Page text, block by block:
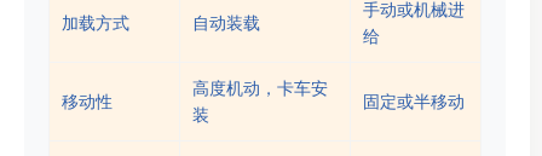
加载方式 自动装载
手动或机械进
给
移动性
高度机动，卡车安
装
固定或半移动